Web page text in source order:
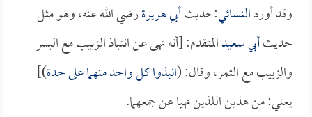
وقد أوردالنسائي:حديثأبي هريرةرضي الله عنه، وهو مثل
حديثأبي سعيدالمتقدم: [أنه نهى عن انتباذ الزبيب مع البسر
والزبيب مع التمر، وقال: (انبذوا كل واحد منهما على حدة)]
يعني: من هذين اللذين نهيا عن جمعهما.